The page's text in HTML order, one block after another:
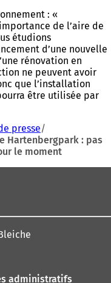
: «
de l’aire de
étudions
d’une nouvelle
rénovation en
ne peuvent avoir
que l’installation
être utilisée par
presse
Hartenbergpark : pas
le moment
administratifs